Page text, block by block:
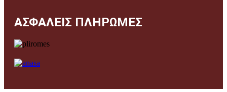
ΑΣΦΑΛΕΙΣ ΠΛΗΡΩΜΕΣ